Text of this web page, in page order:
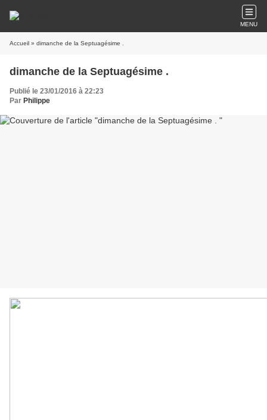
MENU
Accueil » dimanche de la Septuagésime .
dimanche de la Septuagésime .
Publié le 23/01/2016 à 22:23
Par Philippe